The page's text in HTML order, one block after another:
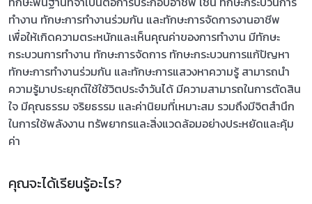
ทำงาน ทักษะการทำงานร่วมกัน และทักษะการจัดการงานอาชีพ
เพื่อให้เกิดความตระหนักและเห็นคุณค่าของการทำงาน มีทักษะ
กระบวนการทำงาน ทักษะการจัดการ ทักษะกระบวนการแก้ปัญหา
ทักษะการทำงานร่วมกัน และทักษะการแสวงหาความรู้ สามารถนำ
ความรู้มาประยุกต์ใช้ใช้วิตประจำวันได้ มีความสามารถในการตัดสิน
ใจ มีคุณธรรม จริยธรรม และค่านิยมที่เหมาะสม รวมถึงมีจิตสำนึก
ในการใช้พลังงาน ทรัพยากรและสิ่งแวดล้อมอย่างประหยัดและคุ้ม
ค่า
คุณจะได้เรียนรู้อะไร?